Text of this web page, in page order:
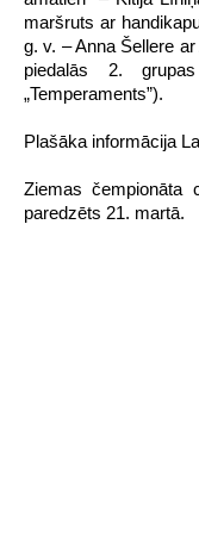
maršruts ar
g. v. – Anna Šellere
piedalās 2.
„Temperaments”).
Plašāka informācija
Ziemas čempionāta
paredzēts 21. martā.